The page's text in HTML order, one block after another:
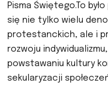
Pisma Świętego.To
się nie tylko wielu
protestanckich, ale i
rozwoju
powstawaniu kultury
sekularyzacji